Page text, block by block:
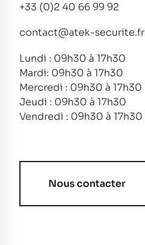
+33 (0)2 40 66 99 92
contact@atek-securite.fr
Lundi : 09h30 à 17h30
Mardi: 09h30 à 17h30
Mercredi : 09h30 à 17h30
Jeudi : 09h30 à 17h30
Vendredi : 09h30 à 17h30
Nous contacter